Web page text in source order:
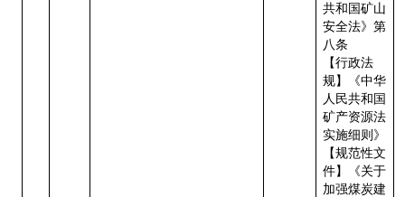
共和国矿山
安全法》第
八条
【行政法
规】《中华
人民共和国
矿产资源法
实施细则》
【规范性文
件】《关于
加强煤炭建